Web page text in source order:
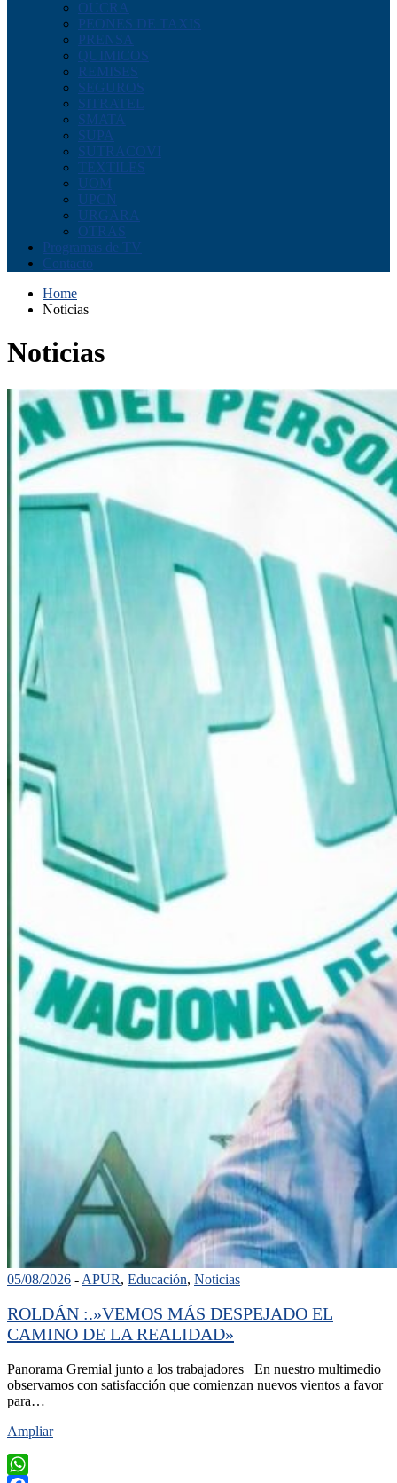
OUCRA
PEONES DE TAXIS
PRENSA
QUIMICOS
REMISES
SEGUROS
SITRATEL
SMATA
SUPA
SUTRACOVI
TEXTILES
UOM
UPCN
URGARA
OTRAS
Programas de TV
Contacto
Home
Noticias
Noticias
05/08/2026 - APUR, Educación, Noticias
ROLDÁN :.»VEMOS MÁS DESPEJADO EL
CAMINO DE LA REALIDAD»
Panorama Gremial junto a los trabajadores En nuestro multimedio
observamos con satisfacción que comienzan nuevos vientos a favor
para…
Ampliar